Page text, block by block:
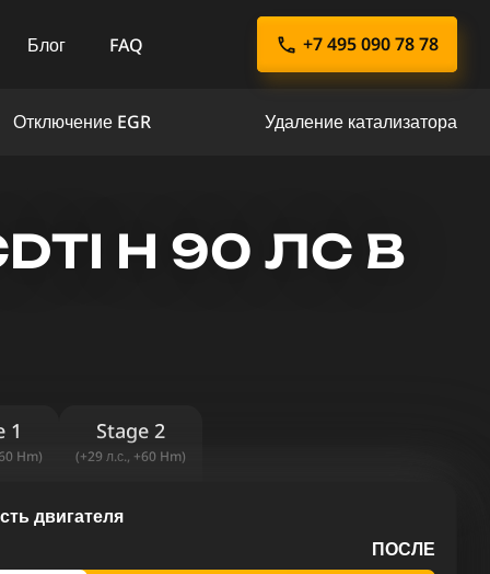
Блог FAQ +7 495 090 78 78
Отключение EGR Удаление катализатора
H 90 ЛС В
1
Hm)
Stage 2
(+29 л.с., +60 Hm)
двигателя
ПОСЛЕ